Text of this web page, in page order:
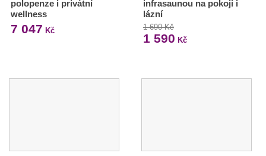
polopenze i privátní
wellness
7 047 Kč
infrasaunou na pokoji i
lázní
1 690 Kč
1 590 Kč